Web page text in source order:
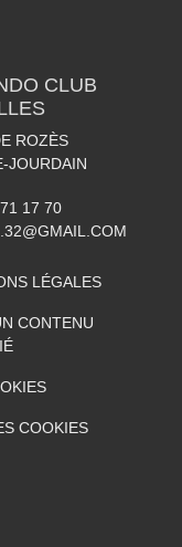
CLUB
ROZÈS
JOURDAIN
17 70
LÉGALES
CONTENU
COOKIES